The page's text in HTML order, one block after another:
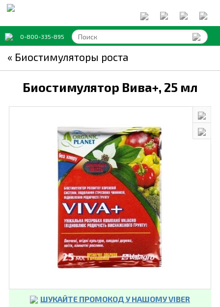
0-800-335-895
« Биостимуляторы роста
Биостимулятор Вива+, 25 мл
ШУКАЙТЕ ПРОМОКОД У НАШОМУ VIBER